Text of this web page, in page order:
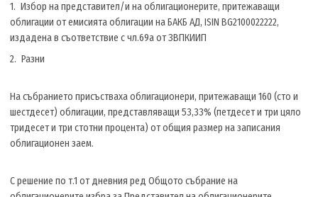
Избор на представител/и на облигационерите, притежаващи
облигации от емисията облигации на БАКБ АД, ISIN BG2100022222,
издадена в съответствие с чл.69а от ЗВПКИИП
Разни
На събранието присъстваха облигационери, притежаващи 160 (сто и
шестдесет) облигации, представляващи 53,33% (петдесет и три цяло
тридесет и три стотни процента) от общия размер на записания
облигационен заем.
С решение по т.1 от дневния ред Общото събрание на